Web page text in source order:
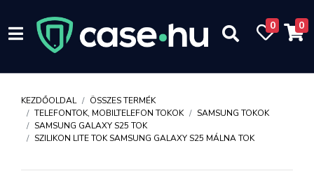
0 0
KEZDŐOLDAL
ÖSSZES TERMÉK
TELEFONTOK, MOBILTELEFON TOKOK
SAMSUNG TOKOK
SAMSUNG GALAXY S25 TOK
SZILIKON LITE TOK SAMSUNG GALAXY S25 MÁLNA TOK